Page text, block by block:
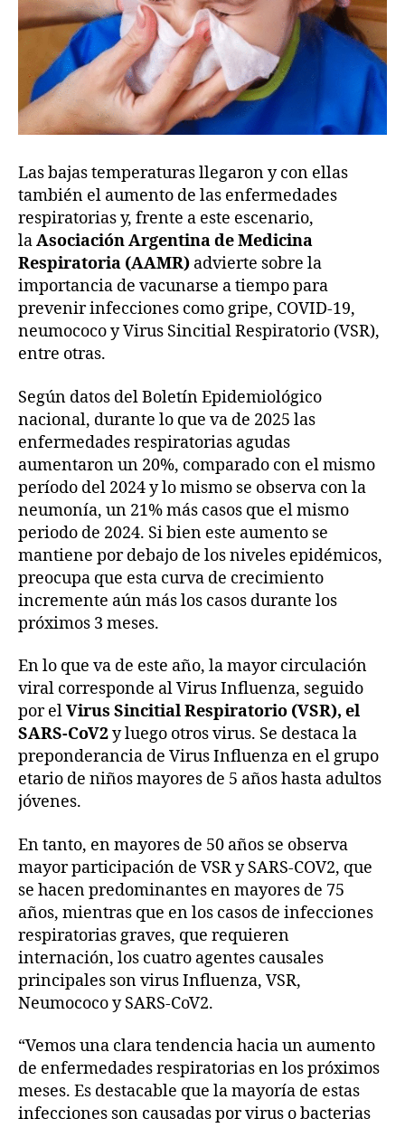
Las bajas temperaturas llegaron y con ellas
también el aumento de las enfermedades
respiratorias y, frente a este escenario,
laAsociación Argentina de Medicina
Respiratoria (AAMR) advierte sobre la
importancia de vacunarse a tiempo para
prevenir infecciones como gripe, COVID-19,
neumococo y Virus Sincitial Respiratorio (VSR),
entre otras.
Según datos del Boletín Epidemiológico
nacional, durante lo que va de 2025 las
enfermedades respiratorias agudas
aumentaron un 20%, comparado con el mismo
período del 2024 y lo mismo se observa con la
neumonía, un 21% más casos que el mismo
periodo de 2024. Si bien este aumento se
mantiene por debajo de los niveles epidémicos,
preocupa que esta curva de crecimiento
incremente aún más los casos durante los
próximos 3 meses.
En lo que va de este año, la mayor circulación
viral corresponde al Virus Influenza, seguido
por elVirus Sincitial Respiratorio (VSR), el
SARS-CoV2y luego otros virus. Se destaca la
preponderancia de Virus Influenza en el grupo
etario de niños mayores de 5 años hasta adultos
jóvenes.
En tanto, en mayores de 50 años se observa
mayor participación de VSR y SARS-COV2, que
se hacen predominantes en mayores de 75
años, mientras que en los casos de infecciones
respiratorias graves, que requieren
internación, los cuatro agentes causales
principales son virus Influenza, VSR,
Neumococo y SARS-CoV2.
“Vemos una clara tendencia hacia un aumento
de enfermedades respiratorias en los próximos
meses. Es destacable que la mayoría de estas
infecciones son causadas por virus o bacterias